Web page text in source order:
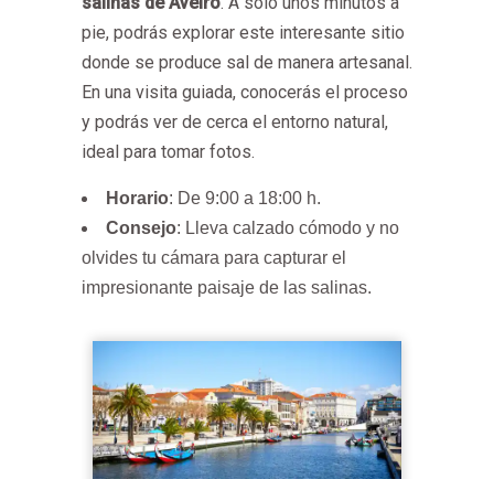
pie, podrás explorar este interesante sitio
donde se produce sal de manera artesanal.
En una visita guiada, conocerás el proceso
y podrás ver de cerca el entorno natural,
ideal para tomar fotos.
Horario: De 9:00 a 18:00 h.
Consejo: Lleva calzado cómodo y no
olvides tu cámara para capturar el
impresionante paisaje de las salinas.